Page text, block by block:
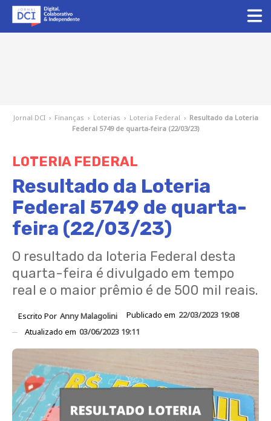
Jornal DCI › Finanças › Loterias › Loteria Federal › Resultado da Loteria
Federal 5749 de quarta-feira (22/03/23)
LOTERIA FEDERAL
Resultado da Loteria
Federal 5749 de quarta-
feira (22/03/23)
O resultado da loteria Federal desta
quarta-feira é divulgado em tempo
real e o maior prêmio é de 500 mil reais.
Escrito Por Anny Malagolini Publicado em 22/03/2023 19:08
Atualizado em 03/06/2023 19:11